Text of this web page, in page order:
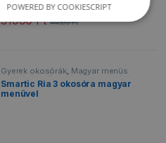
31990Ft 44990Ft
Ennek a terméknek több variációja
Gyerek okosórák, Magyar menüs
okosórák ,Női okosórák Okosórák
Vízálló okosórák
Smartic Ria 3 okosóra magyar
menüvel
POWERED BY COOKIESCRIPT